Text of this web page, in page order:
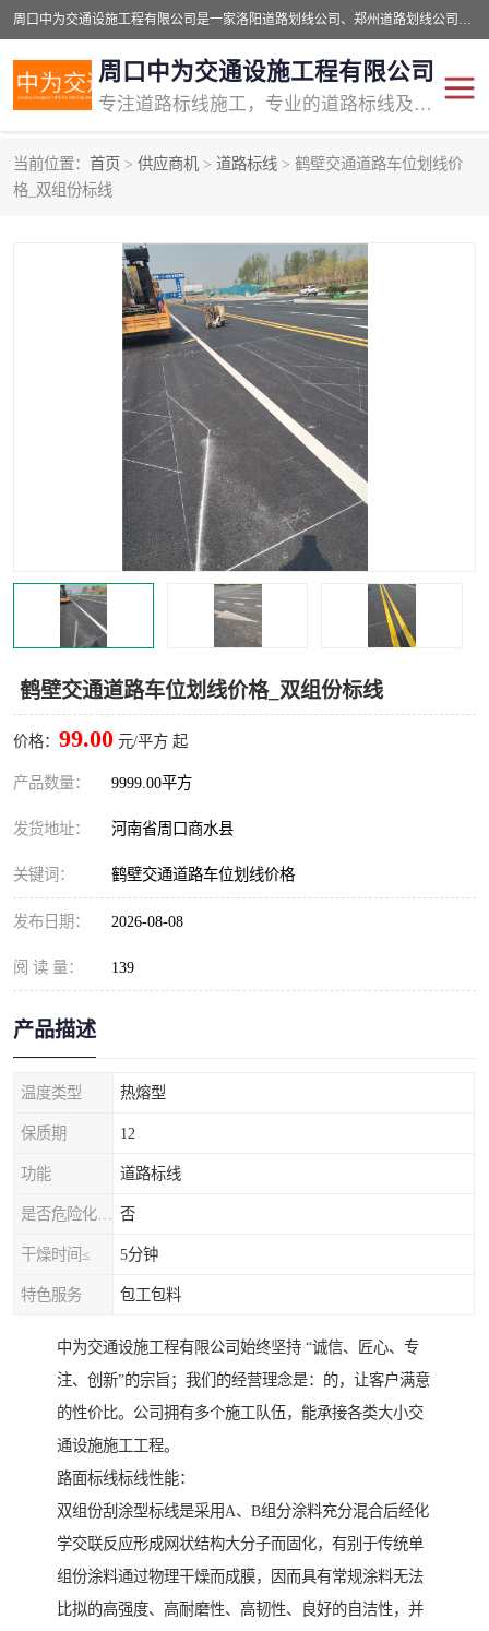
周口中为交通设施工程有限公司是一家洛阳道路划线公司、郑州道路划线公司、平顶山道路车位划线公司、开封车位划线公司、许昌道路车位划线公司、漯河道路车位划线公司，公司始终坚持“诚信、匠心、专注”的宗旨；我们的经营理念是：的服务。
周口中为交通设施工程有限公司
专注道路标线施工，专业的道路标线及交通设施施工服务商!
当前位置： 首页 > 供应商机 > 道路标线 > 鹤壁交通道路车位划线价
格_双组份标线
鹤壁交通道路车位划线价格_双组份标线
价格： 99.00 元/平方 起
产品数量： 9999.00平方
发货地址： 河南省周口商水县
关键词： 鹤壁交通道路车位划线价格
发布日期： 2026-08-08
阅 读 量： 139
产品描述
温度类型 热熔型
保质期 12
功能 道路标线
否
干燥时间≤ 5分钟
特色服务 包工包料
中为交通设施工程有限公司始终坚持 “诚信、匠心、专
注、创新”的宗旨；我们的经营理念是：的，让客户满意
的性价比。公司拥有多个施工队伍，能承接各类大小交
通设施施工工程。
路面标线标线性能：
双组份刮涂型标线是采用A、B组分涂料充分混合后经化
学交联反应形成网状结构大分子而固化，有别于传统单
组份涂料通过物理干燥而成膜，因而具有常规涂料无法
比拟的高强度、高耐磨性、高韧性、良好的自洁性，并
交通道路标线
道路标线划线 马路标线
道路划线